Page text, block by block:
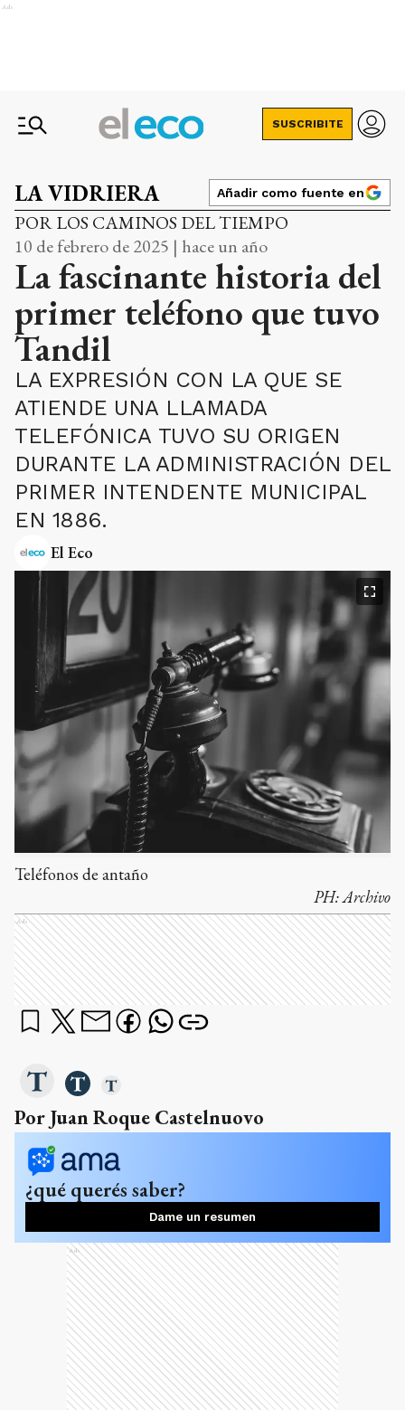
Ads
SUSCRIBITE
LA VIDRIERA Añadir como fuente en
POR LOS CAMINOS DEL TIEMPO
10 de febrero de 2025 | hace un año
La fascinante historia del
primer teléfono que tuvo
Tandil
LA EXPRESIÓN CON LA QUE SE
ATIENDE UNA LLAMADA
TELEFÓNICA TUVO SU ORIGEN
DURANTE LA ADMINISTRACIÓN DEL
PRIMER INTENDENTE MUNICIPAL
EN 1886.
El Eco
Teléfonos de antaño
PH:Archivo
Ads
Por Juan Roque Castelnuovo
¿qué querés saber?
Dame un resumen
Ads